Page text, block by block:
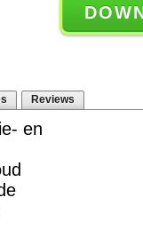
Reviews
en